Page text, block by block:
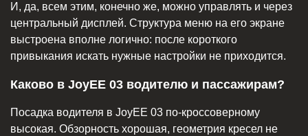
И, да, всем этим, конечно же, можно управлять и через
центральный дисплей. Структура меню на его экране
выстроена вполне логично: после короткого
привыкания искать нужные настройки не приходится.
Каково в JoyEE 03 водителю и пассажирам?
Посадка водителя в JoyEE 03 по-кроссоверному
высокая. Обзорность хорошая, геометрия кресел не